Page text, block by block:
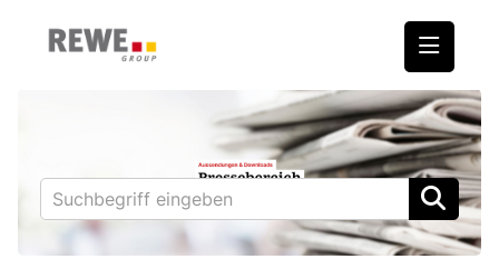
REWE International AG
BILLA
PENNY